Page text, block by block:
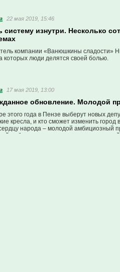
22 мая 2019, 15:46
систему изнутри. Несколько
компании «Ванюшкины сладости»
которых люди делятся своей болью.
17 мая 2019, 13:00
обновление. Молодой
этого года в Пензе выберут новых
кресла, и кто сможет изменить
народа – молодой амбициозный
работы один из самых непростых